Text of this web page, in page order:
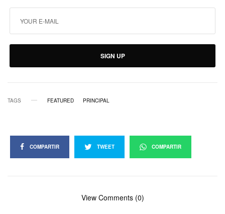
SIGN UP
TAGS FEATURED PRINCIPAL
COMPARTIR TWEET COMPARTIR
View Comments (0)